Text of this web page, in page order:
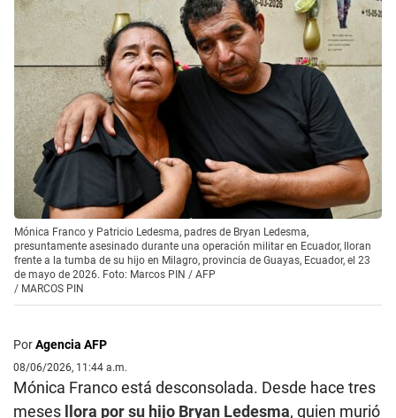
Mónica Franco y Patricio Ledesma, padres de Bryan Ledesma,
presuntamente asesinado durante una operación militar en Ecuador, lloran
frente a la tumba de su hijo en Milagro, provincia de Guayas, Ecuador, el 23
de mayo de 2026. Foto: Marcos PIN / AFP
/ MARCOS PIN
PorAgencia AFP
08/06/2026, 11:44 a.m.
Mónica Franco está desconsolada. Desde hace tres
meses llora por su hijo Bryan Ledesma, quien murió